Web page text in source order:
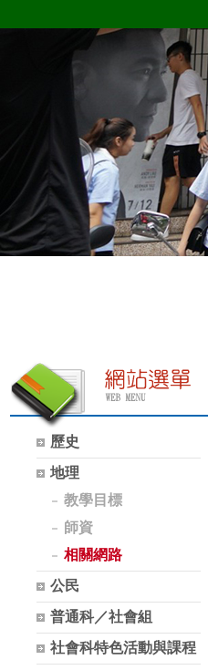
歷史
地理
教學目標
師資
相關網路
公民
普通科／社會組
社會科特色活動與課程